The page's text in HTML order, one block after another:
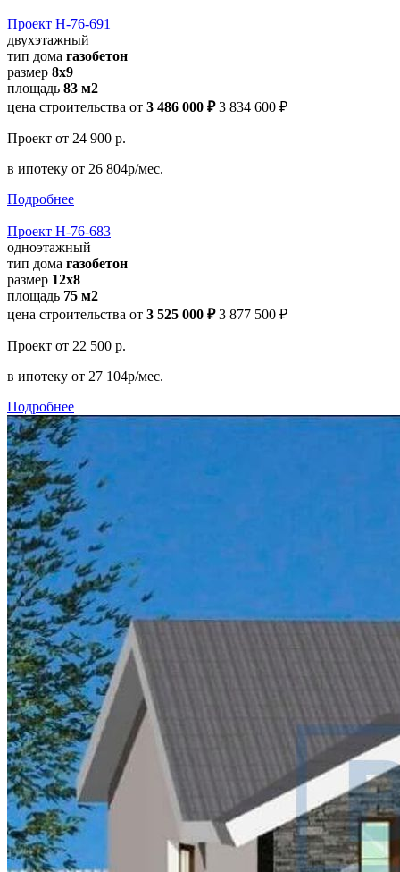
Проект Н-76-691
двухэтажный
тип дома газобетон
размер 8x9
площадь 83 м2
цена строительства от 3 486 000 ₽ 3 834 600 ₽
Проект от 24 900 р.
в ипотеку от 26 804р/мес.
Подробнее
Проект Н-76-683
одноэтажный
тип дома газобетон
размер 12x8
площадь 75 м2
цена строительства от 3 525 000 ₽ 3 877 500 ₽
Проект от 22 500 р.
в ипотеку от 27 104р/мес.
Подробнее